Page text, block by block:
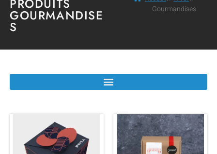
PRODUITS
GOURMANDISE
S
Gourmandises